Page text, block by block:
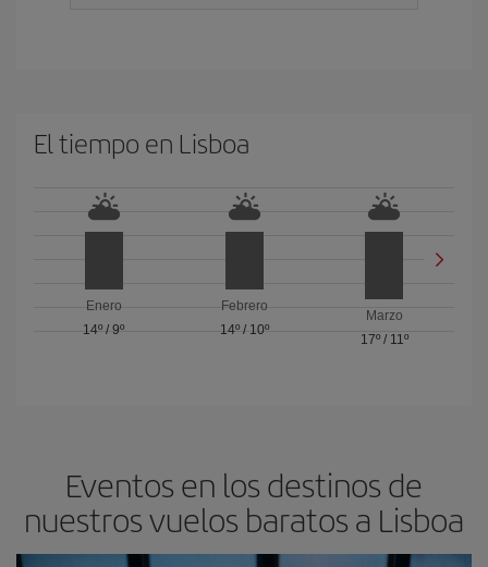
El tiempo en Lisboa
Enero
14º /9º
Febrero
14º/ 10º
Marzo
17º/ 11º
Eventos en los destinos de
nuestros vuelos baratos a Lisboa